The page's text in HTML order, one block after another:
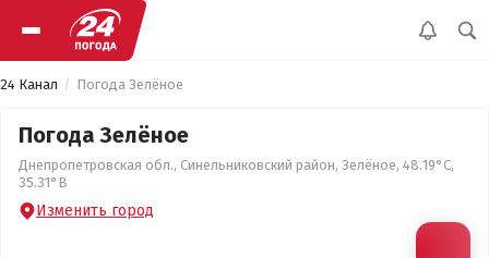
24 Канал Погода Зелёное
Погода Зелёное
Днепропетровская обл., Синельниковский район, Зелёное, 48.19°С,
35.31°В
Изменить город